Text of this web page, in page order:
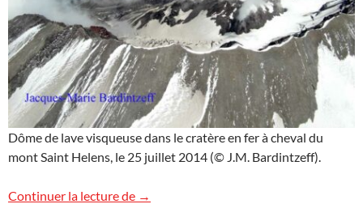
Dôme de lave visqueuse dans le cratère en fer à cheval du
mont Saint Helens, le 25 juillet 2014 (© J.M. Bardintzeff).
Continuer la lecture de Le mont Saint Helens sur RMC Story TV
→